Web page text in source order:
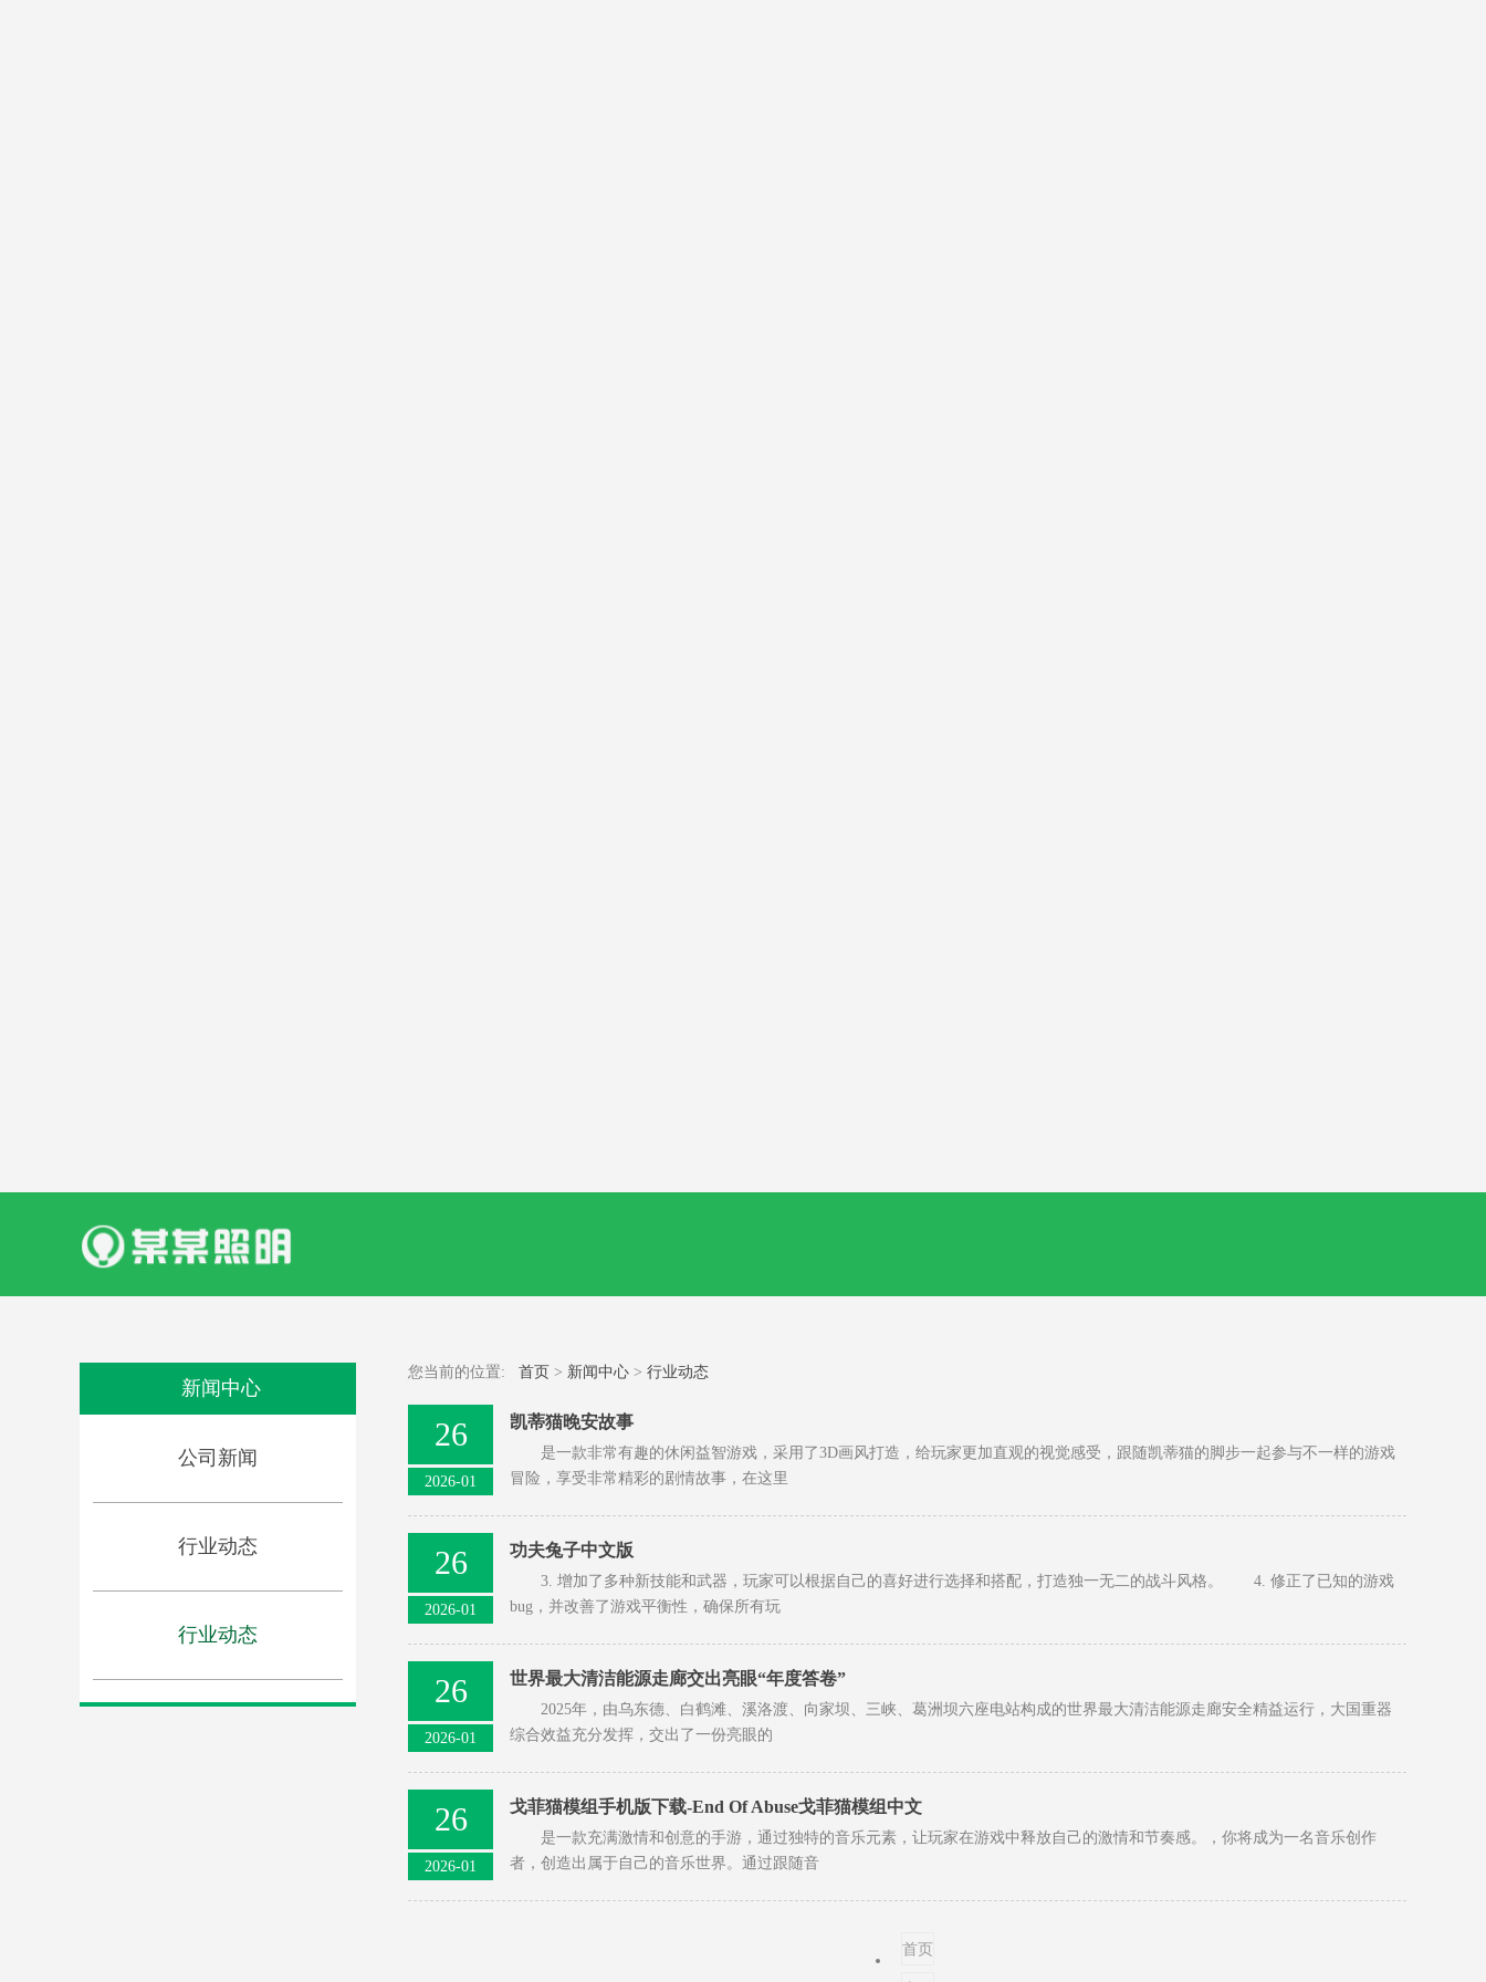
新闻中心
公司新闻
行业动态
行业动态
您当前的位置: 首页 > 新闻中心 > 行业动态
26
2026-01
凯蒂猫晚安故事
是一款非常有趣的休闲益智游戏，采用了3D画风打造，给玩家更加直观的视觉感受，跟随凯蒂猫的脚步一起参与不一样的游戏
冒险，享受非常精彩的剧情故事，在这里
26
2026-01
功夫兔子中文版
3. 增加了多种新技能和武器，玩家可以根据自己的喜好进行选择和搭配，打造独一无二的战斗风格。 4. 修正了已知的游戏
bug，并改善了游戏平衡性，确保所有玩
26
2026-01
世界最大清洁能源走廊交出亮眼“年度答卷”
2025年，由乌东德、白鹤滩、溪洛渡、向家坝、三峡、葛洲坝六座电站构成的世界最大清洁能源走廊安全精益运行，大国重器
综合效益充分发挥，交出了一份亮眼的
26
2026-01
戈菲猫模组手机版下载-End Of Abuse戈菲猫模组中文
是一款充满激情和创意的手游，通过独特的音乐元素，让玩家在游戏中释放自己的激情和节奏感。，你将成为一名音乐创作
者，创造出属于自己的音乐世界。通过跟随音
首页